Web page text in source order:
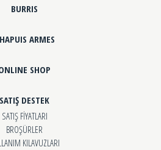
BURRIS
ARMES
SHOP
SATIŞ DESTEK
SATIŞ FİYATLARI
BROŞÜRLER
KILAVUZLARI